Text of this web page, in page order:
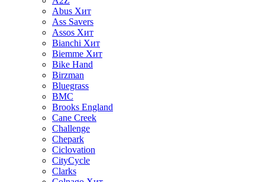
Abus Хит
Ass Savers
Assos Хит
Bianchi Хит
Biemme Хит
Bike Hand
Birzman
Bluegrass
BMC
Brooks England
Cane Creek
Challenge
Chepark
Ciclovation
CityCycle
Clarks